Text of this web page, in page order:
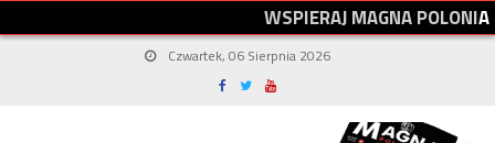
WSPIERAJMAGNAPOLONIA
Czwartek, 06 Sierpnia 2026